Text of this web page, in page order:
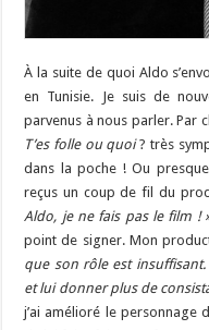
À la suite de quoi Aldo
en Tunisie. Je suis de
parvenus à nous parler. Par
T’es folle ou quoi? très
dans la poche ! Ou
reçus un coup de fil du
Aldo, je ne fais pas le film !
point de signer. Mon
que son rôle est
et lui donner plus de
j’ai amélioré le personnage